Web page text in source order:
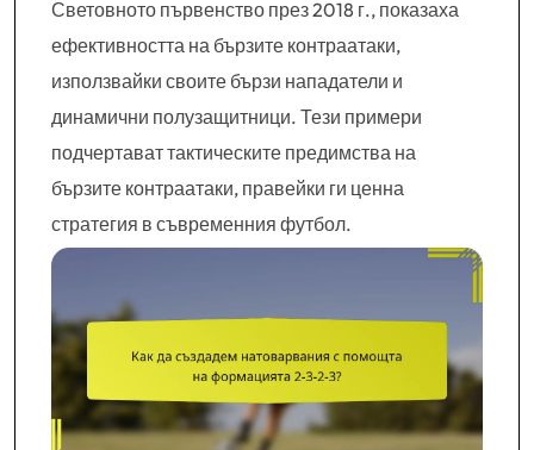
Световното първенство през 2018 г., показаха
ефективността на бързите контраатаки,
използвайки своите бързи нападатели и
динамични полузащитници. Тези примери
подчертават тактическите предимства на
бързите контраатаки, правейки ги ценна
стратегия в съвременния футбол.